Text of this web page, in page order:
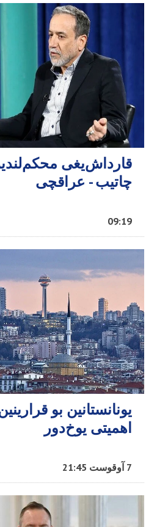
قارداش‌یغی
چاتیب - عراقچی
09:19
یونانستانین بو
اهمیتی یوخ‌دور
7 آوقوست 21:45